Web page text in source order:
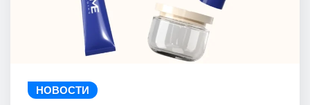
НОВОСТИ